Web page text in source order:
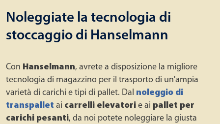
Noleggiate la tecnologia di
stoccaggio di Hanselmann
Con Hanselmann, avrete a disposizione la migliore
tecnologia di magazzino per il trasporto di un'ampia
varietà di carichi e tipi di pallet. Dal noleggio di
transpallet ai carrelli elevatori e ai pallet per
carichi pesanti, da noi potete noleggiare la giusta